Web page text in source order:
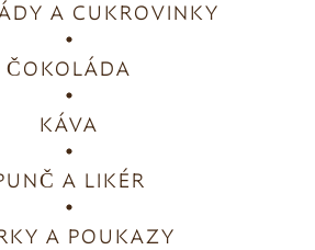
A CUKROVINKY
ČOKOLÁDA
KÁVA
A LIKÉR
A POUKAZY